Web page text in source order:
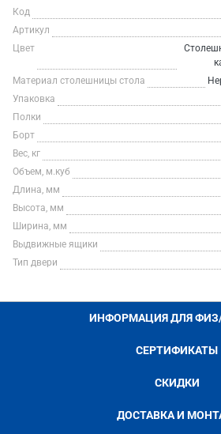
Код
Артикул
Цвет
Материал столешницы стола
Упаковка
Полки
Борт
Вес, кг
Объем, м.куб
Длина, мм
Высота, мм
Ширина, мм
Выдвижные ящики
Тип двери
ИНФОРМАЦИЯ ДЛЯ
СЕРТИФИКАТЫ
СКИДКИ
ДОСТАВКА И